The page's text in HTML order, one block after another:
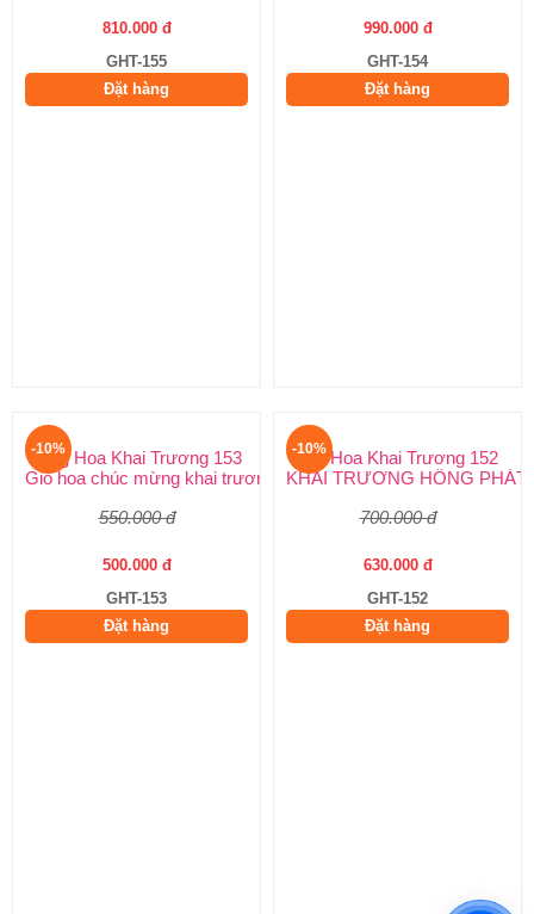
Lẳng Hoa Khai Trương 153
Giỏ hoa chúc mừng khai trương, sinh nhật
550.000 đ
500.000 đ
Giỏ Hoa Khai Trương 152
KHAI TRƯƠNG HỒNG PHÁT
700.000 đ
630.000 đ